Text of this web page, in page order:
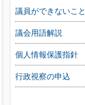
議員ができないこと
議会用語解説
個人情報保護指針
行政視察の申込